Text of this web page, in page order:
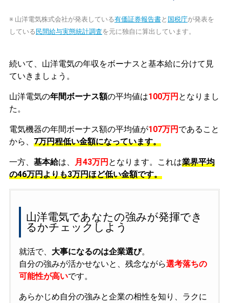
※ 山洋電気株式会社が発表している有価証券報告書と 国税庁が発表を
している 民間給与実態統計調査を元に独自に算出しています。
続いて、山洋電気の年収をボーナスと基本給に分けて見
ていきましょう。
山洋電気の年間ボーナス額の平均値は100万円 となりまし
た。
電気機器の年間ボーナス額の平均値が107万円 であること
から、 7万円程低い金額になっています。
一方、 基本給は、 月43万円 となります。これは業界平均
の46万円よりも3万円ほど低い金額です。
山洋電気であなたの強みが発揮でき
るかチェックしよう
就活で、 大事になるのは企業選び。
自分の強みが活かせないと、残念ながら選考落ちの
可能性が高いです。
あらかじめ自分の強みと企業の相性を知り、ラクに